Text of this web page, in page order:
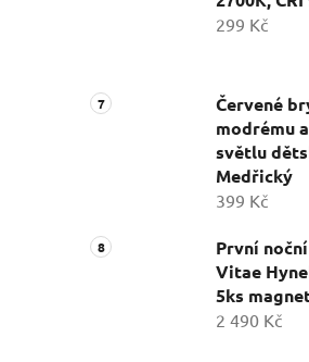
299 Kč
Červené
modrému
světlu
Medřický
399 Kč
První
Vitae
5ks
2 490 Kč